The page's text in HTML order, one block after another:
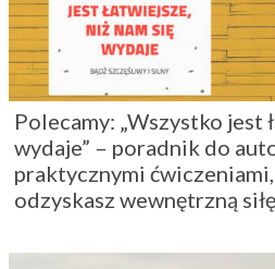
Polecamy: „Wszystko jest
wydaje” – poradnik do
praktycznymi
odzyskasz wewnętrzną siłę